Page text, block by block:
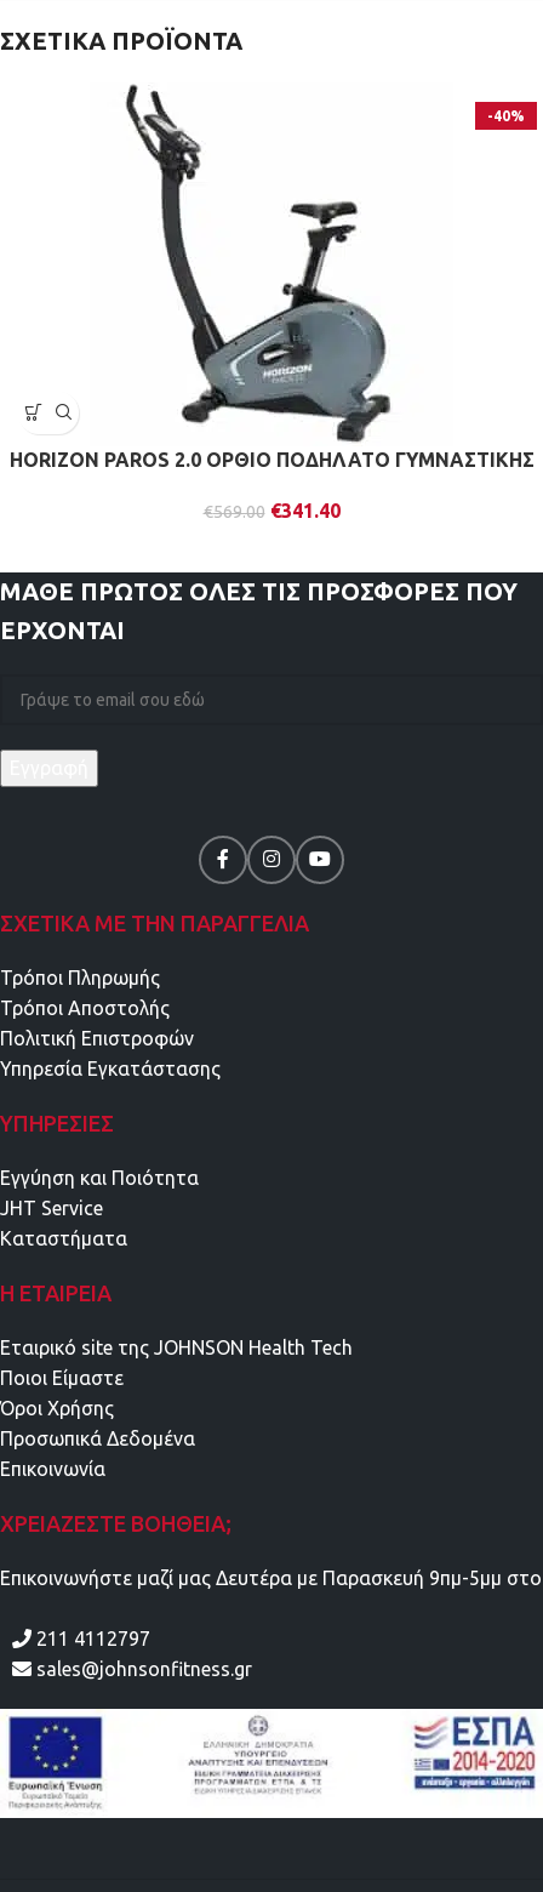
ΣΧΕΤΙΚΆ ΠΡΟΪΌΝΤΑ
-40%
HORIZON PAROS 2.0 ΟΡΘΙΟ ΠΟΔΗΛΑΤΟ ΓΥΜΝΑΣΤΙΚΗΣ
€569.00 €341.40
ΜΑΘΕ ΠΡΩΤΟΣ ΟΛΕΣ ΤΙΣ ΠΡΟΣΦΟΡΕΣ ΠΟΥ
ΕΡΧΟΝΤΑΙ
ΣΧΕΤΙΚΑ ΜΕ ΤΗΝ ΠΑΡΑΓΓΕΛΙΑ
Τρόποι Πληρωμής
Τρόποι Αποστολής
Πολιτική Επιστροφών
Υπηρεσία Εγκατάστασης
ΥΠΗΡΕΣΊΕΣ
Εγγύηση και Ποιότητα
JHT Service
Καταστήματα
Η ΕΤΑΙΡΕΊΑ
Εταιρικό site της JOHNSON Health Tech
Ποιοι Είμαστε
Όροι Χρήσης
Προσωπικά Δεδομένα
Επικοινωνία
ΧΡΕΙΆΖΕΣΤΕ ΒΟΉΘΕΙΑ;
Επικοινωνήστε μαζί μας Δευτέρα με Παρασκευή 9πμ-5μμ στο
211 4112797
sales@johnsonfitness.gr